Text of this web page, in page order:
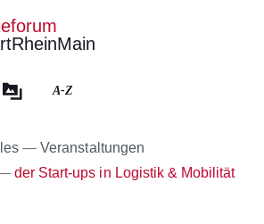
Direkt zum Kopf der
Direkt zum Inhalt
Direkt zum Fuß der
A-Z
Veranstaltungen
der Start-ups in Logistik & Mobilität